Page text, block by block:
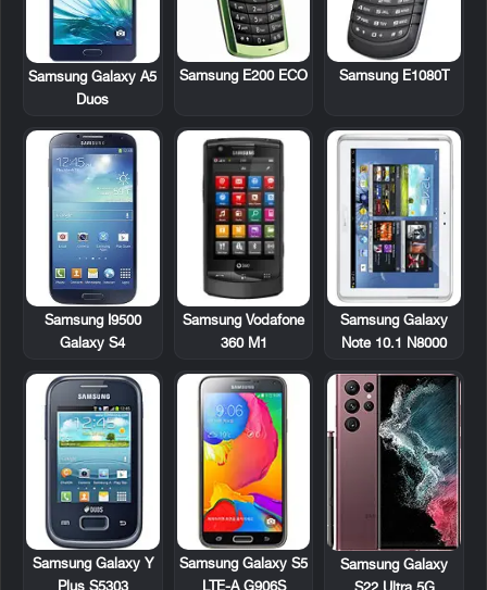
Samsung E1080T
Samsung E200 ECO
Samsung Galaxy A5
Duos
Samsung Galaxy
Note 10.1 N8000
Samsung Vodafone
360 M1
Samsung I9500
Galaxy S4
Samsung Galaxy
Samsung Galaxy S5
Samsung Galaxy Y